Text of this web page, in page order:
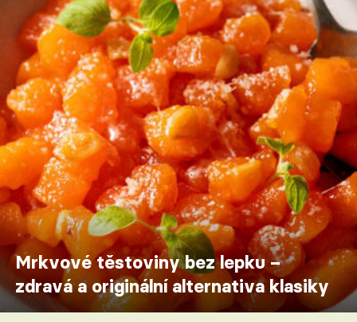
Mrkvové těstoviny bez lepku –
zdravá a originální alternativa klasiky